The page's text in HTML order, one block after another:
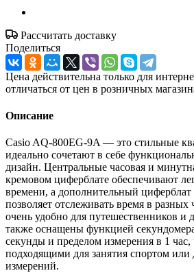
Рассчитать доставку
Поделиться
Цена действительна только для
отличаться от цен в розничных
Описание
Casio AQ-800EG-9A — это стильные
идеально сочетают в себе
дизайн. Центральные часовая и
кремовом циферблате обеспечивают
времени, а дополнительный
позволяет отслеживать время в разных
очень удобно для путешественников
также оснащены функцией
секунды и пределом измерения в 1 час,
подходящими для занятия спортом
измерений.